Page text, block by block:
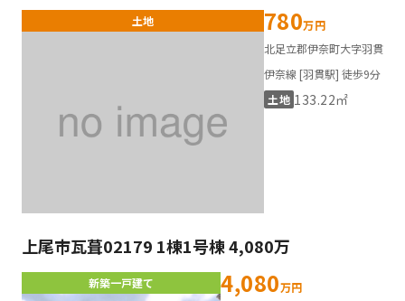
土地 780万円
北足立郡伊奈町大字羽貫
伊奈線 [羽貫駅] 徒歩9分
土地 133.22㎡
上尾市瓦葺02179 1棟1号棟 4,080万
新築一戸建て 4,080万円